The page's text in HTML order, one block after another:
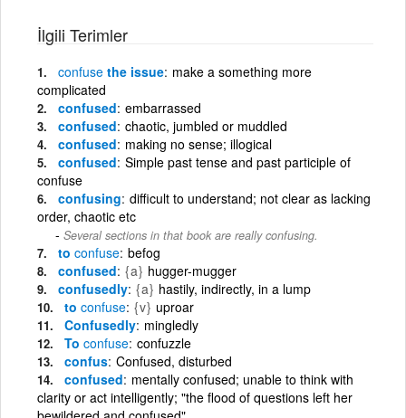
İlgili Terimler
confuse the issue make a something more
complicated
confused embarrassed
confused chaotic, jumbled or muddled
confused making no sense; illogical
confused Simple past tense and past participle of
confuse
confusing difficult to understand; not clear as lacking
order, chaotic etc
Several sections in that book are really confusing.
to confuse befog
confused {a} hugger-mugger
confusedly {a} hastily, indirectly, in a lump
to confuse {v} uproar
Confusedly mingledly
To confuse confuzzle
confus Confused, disturbed
confused mentally confused; unable to think with
clarity or act intelligently; "the flood of questions left her